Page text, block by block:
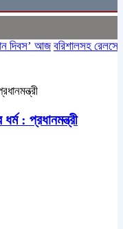
আজ বরিশালসহ রেলসেবা
: প্রধানমন্ত্রী